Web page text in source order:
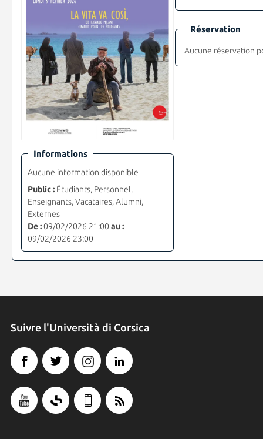
Informations
Aucune information disponible
Public :Étudiants, Personnel,
Enseignants, Vacataires, Alumni,
Externes
De :09/02/2026 21:00 au :
09/02/2026 23:00
Réservation
Aucune réservation
Suivre l'Università di Corsica